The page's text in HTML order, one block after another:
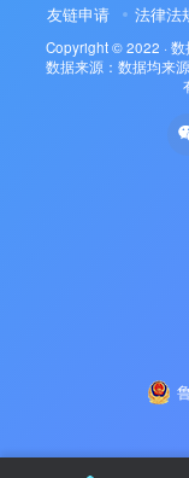
友链申请 法律法
Copyright © 2022 · 数
数据来源：数据均来